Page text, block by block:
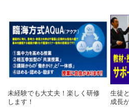
未経験でも大丈夫！楽しく研修
します！
生徒
成長